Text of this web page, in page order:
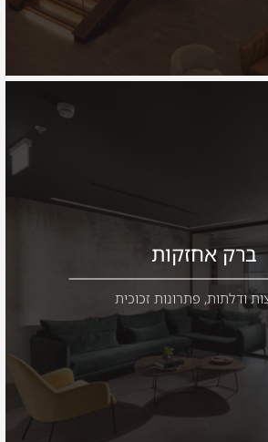
ברק אחזקות
ודלתות, פתרונות זכוכית